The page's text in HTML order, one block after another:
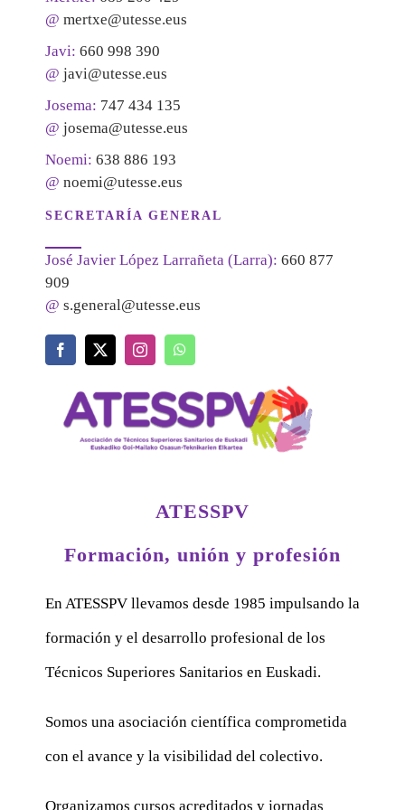
@ mertxe@utesse.eus
Javi: 660 998 390
@ javi@utesse.eus
Josema: 747 434 135
@ josema@utesse.eus
Noemi: 638 886 193
@ noemi@utesse.eus
SECRETARÍA GENERAL
José Javier López Larrañeta (Larra): 660 877
909
@ s.general@utesse.eus
ATESSPV
Formación, unión y profesión
En ATESSPV llevamos desde 1985 impulsando la
formación y el desarrollo profesional de los
Técnicos Superiores Sanitarios en Euskadi.
Somos una asociación científica comprometida
con el avance y la visibilidad del colectivo.
Organizamos cursos acreditados y jornadas